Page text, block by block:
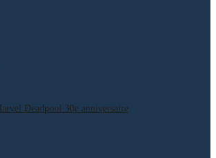
Deadpool 30e anniversaire